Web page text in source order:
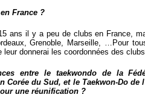
France ?
ans il y a peu de clubs en France,
Grenoble, Marseille, …Pour
donnerai les coordonnées des
entre le taekwondo de la
Corée du Sud, et le Taekwon-Do de
une réunification ?